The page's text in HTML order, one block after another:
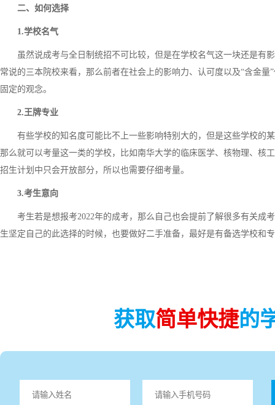
二、如何选择
1.学校名气
虽然说成考与全日制统招不可比较，但是在学校名气这一块还是有影
常说的三本院校来看，那么前者在社会上的影响力、认可度以及“含金
固定的观念。
2.王牌专业
有些学校的知名度可能比不上一些影响特别大的，但是这些学校的
那么就可以考量这一类的学校，比如南华大学的临床医学、核物理、核
招生计划中只会开放部分，所以也需要仔细考量。
3.考生意向
考生若是想报考2022年的成考，那么自己也会提前了解很多有关成
生坚定自己的此选择的时候，也要做好二手准备，最好是有备选学校和
获取简单快捷的